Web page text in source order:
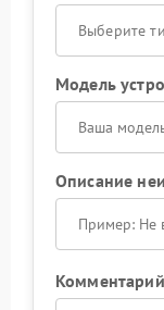
Выберите
Модель
Описание